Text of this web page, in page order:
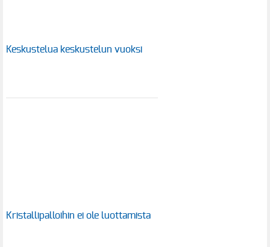
Keskustelua keskustelun vuoksi
Kristallipalloihin ei ole luottamista